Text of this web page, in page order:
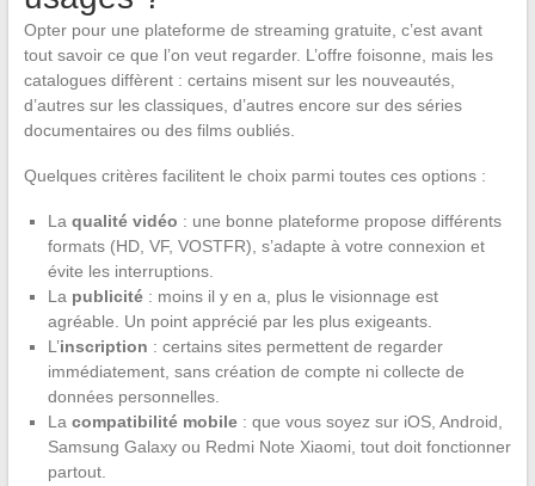
Opter pour une plateforme de streaming gratuite, c’est avant
tout savoir ce que l’on veut regarder. L’offre foisonne, mais les
catalogues diffèrent : certains misent sur les nouveautés,
d’autres sur les classiques, d’autres encore sur des séries
documentaires ou des films oubliés.
Quelques critères facilitent le choix parmi toutes ces options :
La qualité vidéo : une bonne plateforme propose différents
formats (HD, VF, VOSTFR), s’adapte à votre connexion et
évite les interruptions.
La publicité: moins il y en a, plus le visionnage est
agréable. Un point apprécié par les plus exigeants.
L’inscription : certains sites permettent de regarder
immédiatement, sans création de compte ni collecte de
données personnelles.
La compatibilité mobile: que vous soyez sur iOS, Android,
Samsung Galaxy ou Redmi Note Xiaomi, tout doit fonctionner
partout.